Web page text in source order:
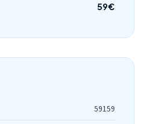
59€
59159